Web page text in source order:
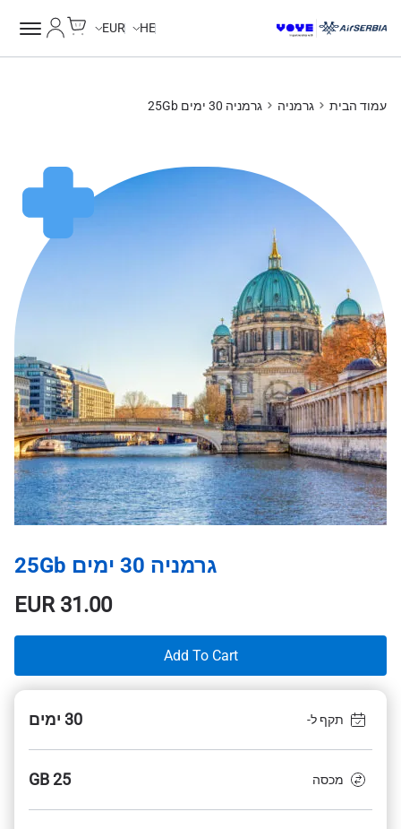
HE
EUR
עמוד הבית גרמניה גרמניה 30 ימים 25Gb
גרמניה 30 ימים 25Gb
EUR31.00
Add To Cart
תקף ל- 30 ימים
מכסה 25 GB